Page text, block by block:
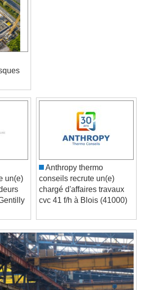
Skip Forward
0:00
LIVE
currently behind liveLIVE
-0:00
un(e)
Anthropy thermo
conseils recrute un(e)
chargé d'affaires travaux